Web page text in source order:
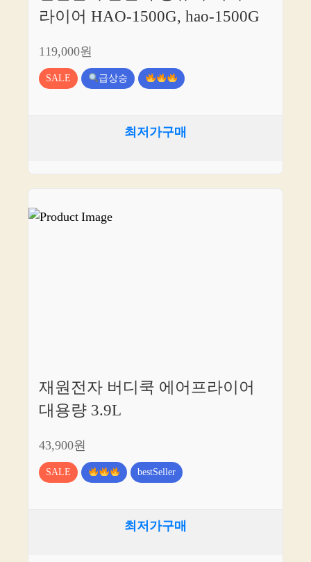
라이어 HAO-1500G, hao-1500G
119,000원
SALE 급상승
최저가구매
재원전자 버디쿡 에어프라이어
대용량 3.9L
43,900원
SALE bestSeller
최저가구매